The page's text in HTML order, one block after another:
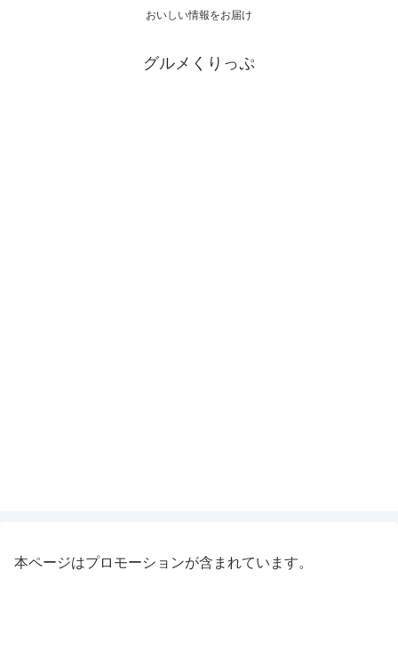
おいしい情報をお届け
グルメくりっぷ
本ページはプロモーションが含まれています。